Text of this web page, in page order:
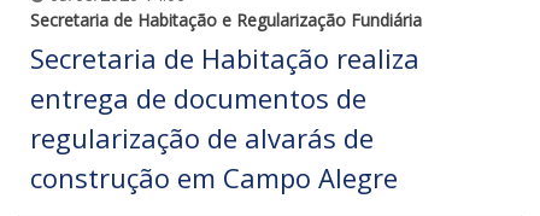
Secretaria de Habitação e Regularização Fundiária
Secretaria de Habitação realiza
entrega de documentos de
regularização de alvarás de
construção em Campo Alegre